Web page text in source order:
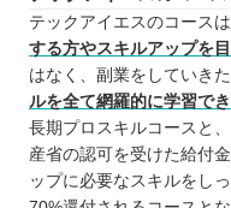
テックアイエスのコース
する方やスキルアップを
はなく、副業をしていき
ルを全て網羅的に学習で
長期プロスキルコースと
産省の認可を受けた給付
ップに必要なスキルをし